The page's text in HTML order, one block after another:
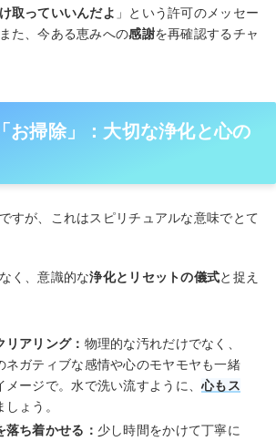
取っていいんだよ 」という許可のメッセー
た、今ある恵みへの感謝を再確認するチャ
お掃除」：大切な浄化と心の
すが、これはスピリチュアルな意味でとて
く、意識的な浄化とリセットの儀式と捉え
アリング： 物理的な汚れだけでなく、
ネガティブな感情や心のモヤモヤも一緒
メージで。水で洗い流すように、心もス
しょう。
落ち着かせる： 少し時間をかけて丁寧に